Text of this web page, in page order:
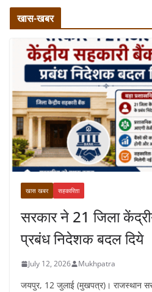
खास-खबर
खास खबर सहकारिता
सरकार ने 21 जिला
प्रबंध निदेशक बदल दिये
July 12, 2026 Mukhpatra
जयपुर, 12 जुलाई (मुखपत्र)। राजस्थान